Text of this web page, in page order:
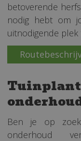
betoverende
nodig hebt om
uitnodigende plek
Ben je op
onderhoud